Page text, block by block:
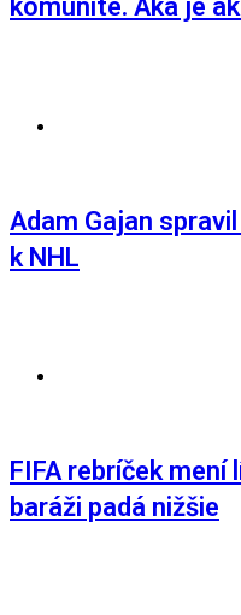
komunite. Aká je
Adam Gajan
k NHL
FIFA rebríček mení
baráži padá nižšie